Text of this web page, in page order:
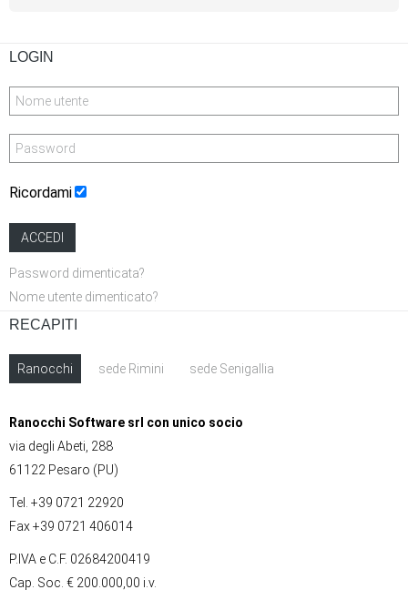
LOGIN
Ricordami
ACCEDI
Password dimenticata?
Nome utente dimenticato?
RECAPITI
Ranocchi sede Rimini sede Senigallia
Ranocchi Software srl con unico socio
via degli Abeti, 288
61122 Pesaro (PU)
Tel. +39 0721 22920
Fax +39 0721 406014
P.IVA e C.F. 02684200419
Cap. Soc. € 200.000,00 i.v.